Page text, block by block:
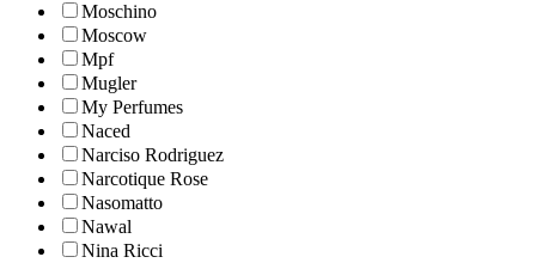
Moschino
Moscow
Mpf
Mugler
My Perfumes
Naced
Narciso Rodriguez
Narcotique Rose
Nasomatto
Nawal
Nina Ricci